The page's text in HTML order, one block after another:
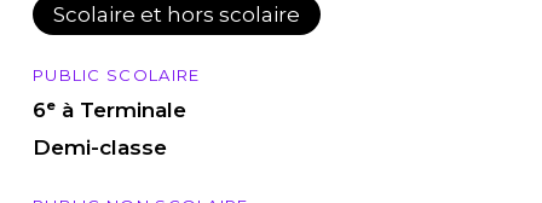
Scolaire et hors scolaire
PUBLIC SCOLAIRE
6ᵉ à Terminale
Demi-classe